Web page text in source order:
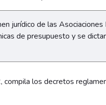
jurídico de las Asociaciones
de presupuesto y se
los decretos